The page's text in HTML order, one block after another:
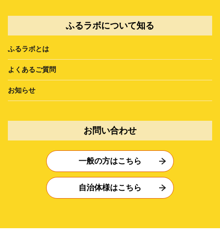
ふるラボについて知る
ふるラボとは
よくあるご質問
お知らせ
お問い合わせ
一般の方はこちら
自治体様はこちら